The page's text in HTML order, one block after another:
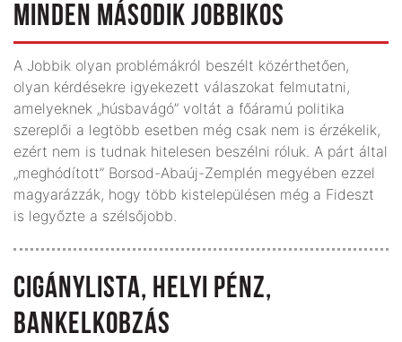
MINDEN MÁSODIK JOBBIKOS
A Jobbik olyan problémákról beszélt közérthetően,
olyan kérdésekre igyekezett válaszokat felmutatni,
amelyeknek „húsbavágó” voltát a főáramú politika
szereplői a legtöbb esetben még csak nem is érzékelik,
ezért nem is tudnak hitelesen beszélni róluk. A párt által
„meghódított” Borsod-Abaúj-Zemplén megyében ezzel
magyarázzák, hogy több kistelepülésen még a Fideszt
is legyőzte a szélsőjobb.
CIGÁNYLISTA, HELYI PÉNZ,
BANKELKOBZÁS